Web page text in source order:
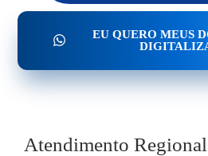
EU QUERO MEUS
Atendimento